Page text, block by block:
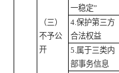
（三）
不予公
开
一稳定”
4.保护第三方
合法权益
5.属于三类内
部事务信息